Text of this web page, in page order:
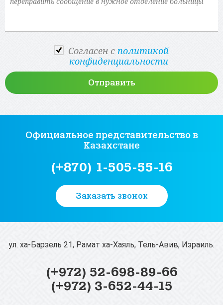
Cогласен с политикой
конфиденциальности
Официальное представительство в
Казахстане
(+870) 1-505-55-16
Заказать звонок
(+972) 52-698-89-66
(+972) 3-652-44-15
ул. ха-Барзель 21, Рамат ха-Хаяль, Тель-Авив, Израиль.